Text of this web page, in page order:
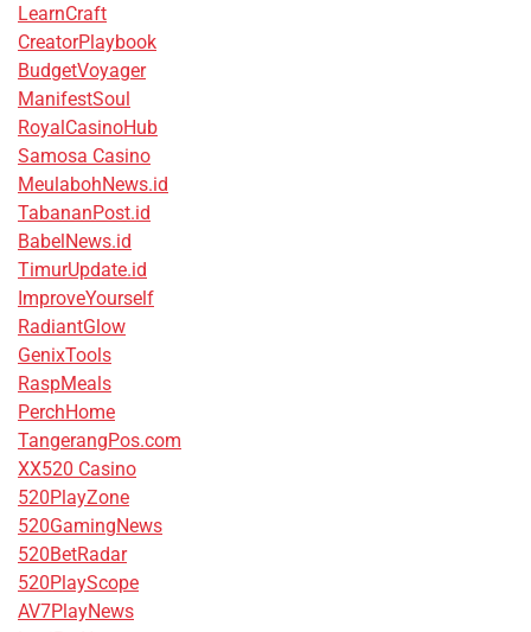
LearnCraft
CreatorPlaybook
BudgetVoyager
ManifestSoul
RoyalCasinoHub
Samosa Casino
MeulabohNews.id
TabananPost.id
BabelNews.id
TimurUpdate.id
ImproveYourself
RadiantGlow
GenixTools
RaspMeals
PerchHome
TangerangPos.com
XX520 Casino
520PlayZone
520GamingNews
520BetRadar
520PlayScope
AV7PlayNews